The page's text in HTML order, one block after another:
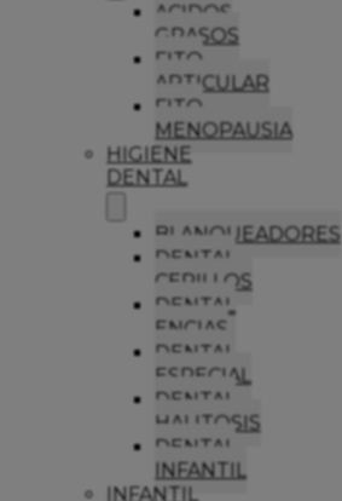
ACIDOS
GRASOS
FITO
ARTICULAR
FITO
MENOPAUSIA
HIGIENE
DENTAL
BLANQUEADORES
DENTAL
CEPILLOS
DENTAL
ENCIAS
DENTAL
ESPECIAL
DENTAL
HALITOSIS
DENTAL
INFANTIL
INFANTIL